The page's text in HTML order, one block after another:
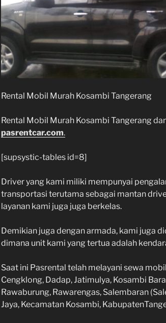
Rental Mobil Murah Kosambi Tangerang
Rental Mobil Murah Kosambi Tangerang
pasrentcar.com.
[supsystic-tables id=8]
Driver yang kami miliki mempunyai
transportasi terutama sebagai mantan
layanan kami juga juga berkelas.
Demikian juga dengan armada, kami juga
dimana unit kami yang tertua adalah
Saat ini Pasrental telah melayani sewa
Cengklong, Dadap, Jatimulya, Kosambi
Rawaburung, Rawarengas, Salembaran
Jaya, Kecamatan Kosambi,